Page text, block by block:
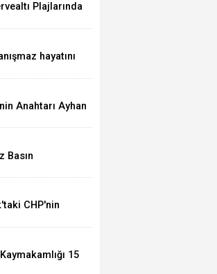
Plajlarında
hayatını
Anahtarı Ayhan
Basın
CHP'nin
15